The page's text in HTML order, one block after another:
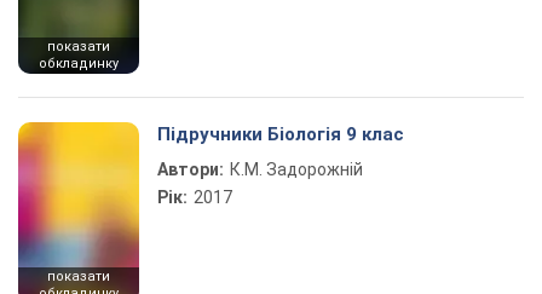
показати
обкладинку
показати
Підручники Біологія 9 клас
Автори: К.М. Задорожній
Рік: 2017